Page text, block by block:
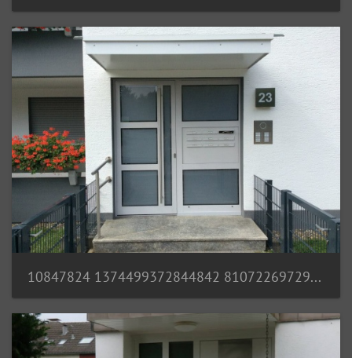
10847824 1374499372844842 8107226972936309088 n